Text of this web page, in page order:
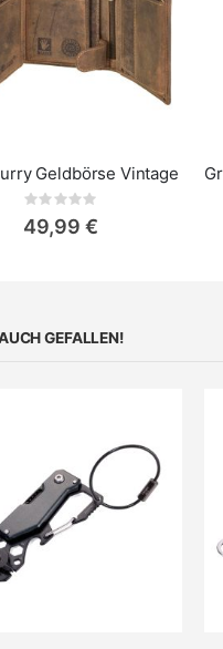
Geldbörse Vintage
Rating:
49,99 €
GEFALLEN!